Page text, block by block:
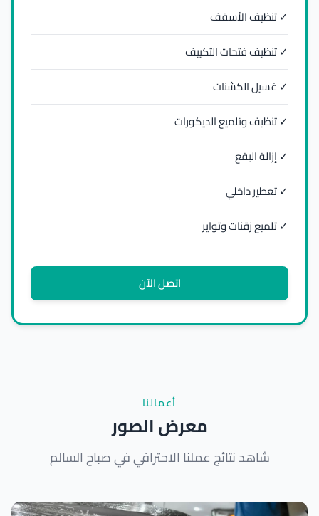
✓ تنظيف الأسقف
✓ تنظيف فتحات التكييف
✓ غسيل الكشنات
✓ تنظيف وتلميع الديكورات
✓ إزالة البقع
✓ تعطير داخلي
✓ تلميع زقنات وتواير
اتصل الآن
أعمالنا
معرض الصور
شاهد نتائج عملنا الاحترافي في صباح السالم